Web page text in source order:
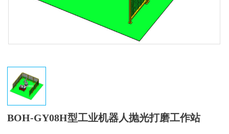
BOH-GY08H型工业机器人抛光打磨工作站